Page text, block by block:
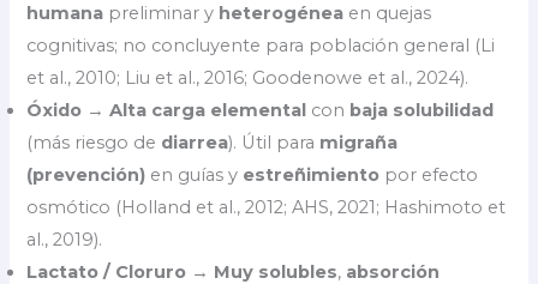
humana preliminar y heterogénea en quejas
cognitivas; no concluyente para población general (Li
et al., 2010; Liu et al., 2016; Goodenowe et al., 2024).
Óxido →Alta carga elemental con baja solubilidad
(más riesgo de diarrea). Útil para migraña
(prevención) en guías y estreñimiento por efecto
osmótico (Holland et al., 2012; AHS, 2021; Hashimoto et
al., 2019).
Lactato / Cloruro → Muy solubles, absorción